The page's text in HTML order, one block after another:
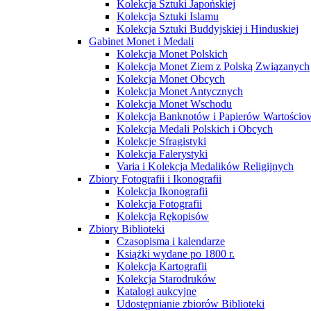
Kolekcja Sztuki Japońskiej
Kolekcja Sztuki Islamu
Kolekcja Sztuki Buddyjskiej i Hinduskiej
Gabinet Monet i Medali
Kolekcja Monet Polskich
Kolekcja Monet Ziem z Polską Związanych
Kolekcja Monet Obcych
Kolekcja Monet Antycznych
Kolekcja Monet Wschodu
Kolekcja Banknotów i Papierów
Kolekcja Medali Polskich i Obcych
Kolekcje Sfragistyki
Kolekcja Falerystyki
Varia i Kolekcja Medalików Religijnych
Zbiory Fotografii i Ikonografii
Kolekcja Ikonografii
Kolekcja Fotografii
Kolekcja Rękopisów
Zbiory Biblioteki
Czasopisma i kalendarze
Książki wydane po 1800 r.
Kolekcja Kartografii
Kolekcja Starodruków
Katalogi aukcyjne
Udostępnianie zbiorów Biblioteki